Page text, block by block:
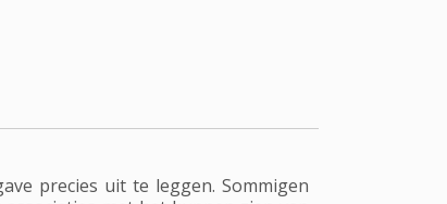
precies uit te leggen. Sommigen